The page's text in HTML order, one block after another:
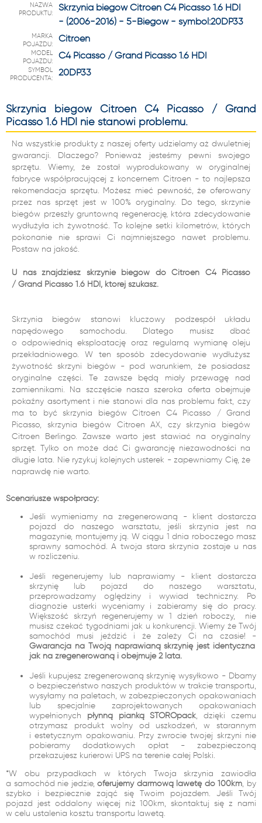
NAZWA
PRODUKTU:
Skrzynia biegów Citroen C4 Picasso 1.6 HDI
- (2006-2016) - 5-Biegów - symbol:20DP33
MARKA
POJAZDU:
Citroen
MODEL
POJAZDU:
C4 Picasso / Grand Picasso 1.6 HDI
SYMBOL
PRODUCENTA:
20DP33
Skrzynia biegów Citroen C4 Picasso / Grand
Picasso 1.6 HDI nie stanowi problemu.
Na wszystkie produkty z naszej oferty udzielamy aż dwuletniej
gwarancji. Dlaczego? Ponieważ jesteśmy pewni swojego
sprzętu. Wiemy, że został wyprodukowany w oryginalnej
fabryce współpracującej z koncernem Citroen - to najlepsza
rekomendacja sprzętu. Możesz mieć pewność, że oferowany
przez nas sprzęt jest w 100% oryginalny. Do tego, skrzynie
biegów przeszły gruntowną regenerację, która zdecydowanie
wydłużyła ich żywotność. To kolejne setki kilometrów, których
pokonanie nie sprawi Ci najmniejszego nawet problemu.
Postaw na jakość.
U nas znajdziesz skrzynie biegów do Citroen C4 Picasso
/ Grand Picasso 1.6 HDI, której szukasz.
Skrzynia biegów stanowi kluczowy podzespół układu
napędowego samochodu. Dlatego musisz dbać
o odpowiednią eksploatację oraz regularną wymianę oleju
przekładniowego. W ten sposób zdecydowanie wydłużysz
żywotność skrzyni biegów - pod warunkiem, że posiadasz
oryginalne części. Te zawsze będą miały przewagę nad
zamiennikami. Na szczęście nasza szeroka oferta obejmuje
pokaźny asortyment i nie stanowi dla nas problemu fakt, czy
ma to być skrzynia biegów Citroen C4 Picasso / Grand
Picasso, skrzynia biegów Citroen AX, czy skrzynia biegów
Citroen Berlingo. Zawsze warto jest stawiać na oryginalny
sprzęt. Tylko on może dać Ci gwarancję niezawodności na
długie lata. Nie ryzykuj kolejnych usterek - zapewniamy Cię, że
naprawdę nie warto.
Scenariusze współpracy:
Jeśli wymieniamy na zregenerowaną - klient dostarcza
pojazd do naszego warsztatu, jeśli skrzynia jest na
magazynie, montujemy ją. W ciągu 1 dnia roboczego masz
sprawny samochód. A twoja stara skrzynia zostaje u nas
w rozliczeniu.
Jeśli regenerujemy lub naprawiamy - klient dostarcza
skrzynię lub pojazd do naszego warsztatu,
przeprowadzamy oględziny i wywiad techniczny. Po
diagnozie usterki wyceniamy i zabieramy się do pracy.
Większość skrzyń regenerujemy w 1 dzień roboczy, nie
musisz czekać tygodniami jak u konkurencji. Wiemy że Twój
samochód musi jeździć i że zależy Ci na czasie! -
Gwarancja na Twoją naprawianą skrzynię jest identyczna
jak na zregenerowaną i obejmuje 2 lata.
Jeśli kupujesz zregenerowaną skrzynię wysyłkowo - Dbamy
o bezpieczeństwo naszych produktów w trakcie transportu,
wysyłamy na paletach, w zabezpieczonych opakowaniach
lub specjalnie zaprojektowanych opakowaniach
wypełnionych płynną pianką STOROpack, dzięki czemu
otrzymasz produkt wolny od uszkodzeń, w starannym
i estetycznym opakowaniu. Przy zwrocie twojej skrzyni nie
pobieramy dodatkowych opłat - zabezpieczoną
przekazujesz kurierowi UPS na terenie całej Polski.
*W obu przypadkach w których Twoja skrzynia zawiodła
a samochód nie jedzie,oferujemy darmową lawetę do 100km, by
szybko i bezpiecznie zająć się Twoim pojazdem. Jeśli Twój
pojazd jest oddalony więcej niż 100km, skontaktuj się z nami
w celu ustalenia kosztu transportu lawetą.